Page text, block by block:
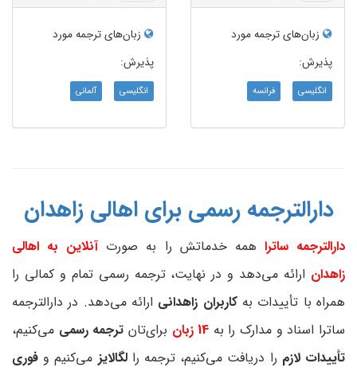
زبان‌های ترجمه مورد
پذیرش:
انگلیسی فرانسه
زبان‌های ترجمه مورد
پذیرش:
انگلیسی آلمانی
دارالترجمه رسمی برای اهالی زاهدان
دارالترجمه ساترا همه خدماتش را به صورتآنلاین به اهالی
زاهدان ارائه می‌دهد و در نهایت، ترجمه رسمی تمام و کمالی را
همراه با تأییدات به کاربران زاهدانی ارائه می‌دهد. در دارالترجمه
ساترا اسناد و مدارک را به
برای‌تان ترجمه رسمی می‌کنیم،
تأییدات لازم را دریافت می‌کنیم، ترجمه رالگالایز می‌کنیم و فوری